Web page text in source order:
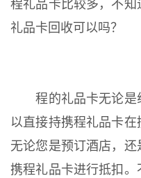
程礼品卡比较多，不
礼品卡回收可以吗？
程的礼品卡无论是
以直接持携程礼品卡在
无论您是预订酒店，
携程礼品卡进行抵扣